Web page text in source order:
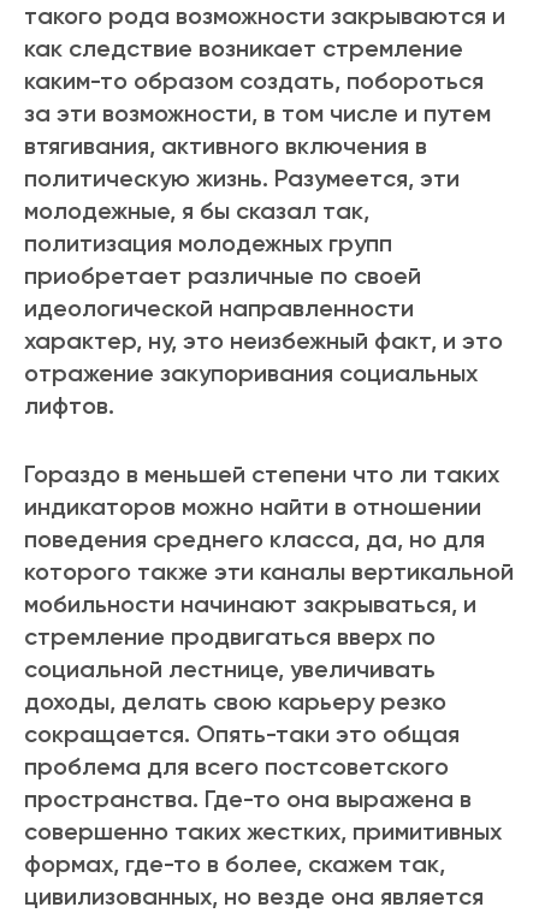
такого рода возможности закрываются и
как следствие возникает стремление
каким-то образом создать, побороться
за эти возможности, в том числе и путем
втягивания, активного включения в
политическую жизнь. Разумеется, эти
молодежные, я бы сказал так,
политизация молодежных групп
приобретает различные по своей
идеологической направленности
характер, ну, это неизбежный факт, и это
отражение закупоривания социальных
лифтов.
Гораздо в меньшей степени что ли таких
индикаторов можно найти в отношении
поведения среднего класса, да, но для
которого также эти каналы вертикальной
мобильности начинают закрываться, и
стремление продвигаться вверх по
социальной лестнице, увеличивать
доходы, делать свою карьеру резко
сокращается. Опять-таки это общая
проблема для всего постсоветского
пространства. Где-то она выражена в
совершенно таких жестких, примитивных
формах, где-то в более, скажем так,
цивилизованных, но везде она является